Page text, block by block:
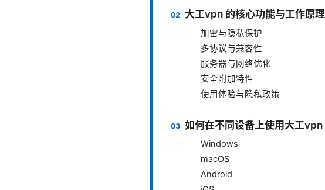
大工vpn 的核心功能与工作原理
加密与隐私保护
多协议与兼容性
服务器与网络优化
安全附加特性
使用体验与隐私政策
如何在不同设备上使用大工vpn
Windows
macOS
Android